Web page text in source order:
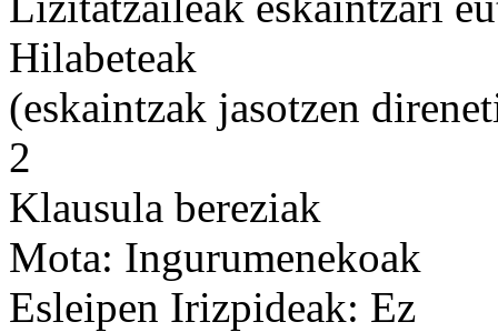
Hilabeteak
(eskaintzak jasotzen
2
Klausula bereziak
Mota: Ingurumenekoak
Esleipen Irizpideak: Ez